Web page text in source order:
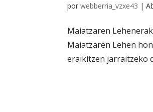
porwebberria_vzxe43 |
Maiatzaren
Maiatzaren Lehen
eraikitzen jarraitzeko